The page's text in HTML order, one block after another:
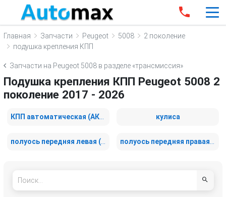
Главная Запчасти Peugeot 5008
2 поколение
подушка крепления КПП
Запчасти на Peugeot 5008 в разделе «трансмиссия»
Подушка крепления КПП Peugeot 5008 2
поколение 2017 - 2026
кулиса